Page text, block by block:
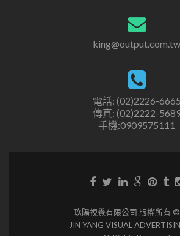
king@output.com.tw
電話: (02)2226-6665
傳真: (02)2222-
手機:0909575111
玖陽視覺有限公司 版權所有
JIN YANG VISUAL